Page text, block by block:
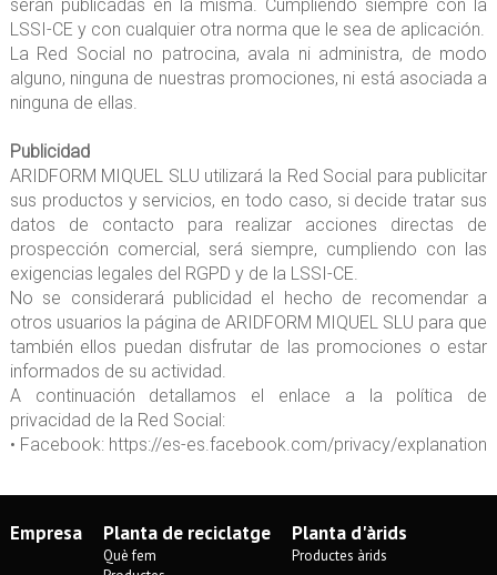
serán publicadas en la misma. Cumpliendo siempre con la
LSSI-CE y con cualquier otra norma que le sea de aplicación.
La Red Social no patrocina, avala ni administra, de modo
alguno, ninguna de nuestras promociones, ni está asociada a
ninguna de ellas.
Publicidad
ARIDFORM MIQUEL SLU utilizará la Red Social para publicitar
sus productos y servicios, en todo caso, si decide tratar sus
datos de contacto para realizar acciones directas de
prospección comercial, será siempre, cumpliendo con las
exigencias legales del RGPD y de la LSSI-CE.
No se considerará publicidad el hecho de recomendar a
otros usuarios la página de ARIDFORM MIQUEL SLU para que
también ellos puedan disfrutar de las promociones o estar
informados de su actividad.
A continuación detallamos el enlace a la política de
privacidad de la Red Social:
• Facebook: https://es-es.facebook.com/privacy/explanation
Empresa Planta de reciclatge
Què fem
Planta d'àrids
Productes àrids